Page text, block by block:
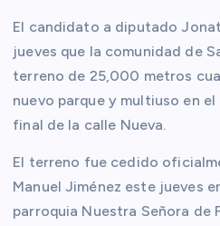
El candidato a diputado
jueves que la comunidad de
terreno de 25,000 metros
nuevo parque y multiuso en
final de la calle Nueva.
El terreno fue cedido
Manuel Jiménez este jueves
parroquia Nuestra Señora de